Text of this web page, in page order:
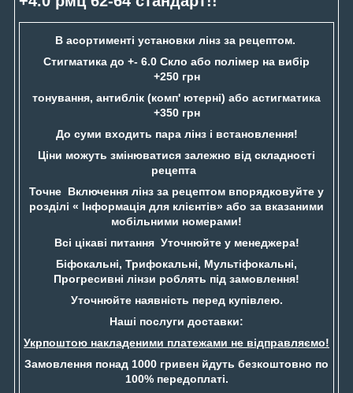
В асортименті установки лінз за рецептом.
Стигматика до +- 6.0 Скло або полімер на вибір
+250 грн
тонування, антиблік (комп' ютерні) або астигматика
+350 грн
До суми входить пара лінз і встановлення!
Ціни можуть змінюватися залежно від складності
рецепта
Точне Включення лінз за рецептом впорядковуйте у
розділі « Інформація для клієнтів» або за вказаними
мобільними номерами!
Всі цікаві питання Уточнюйте у менеджера!
Біфокальні, Трифокальні, Мультіфокальні,
Прогресивні лінзи роблять під замовлення!
Уточнюйте наявність перед купівлею.
Наші послуги доставки:
Укрпоштою накладеними платежами не відправляємо!
Замовлення понад 1000 гривен йдуть безкоштовно по
100% передоплаті.